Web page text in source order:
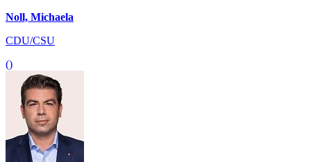
Noll, Michaela
CDU/CSU
()